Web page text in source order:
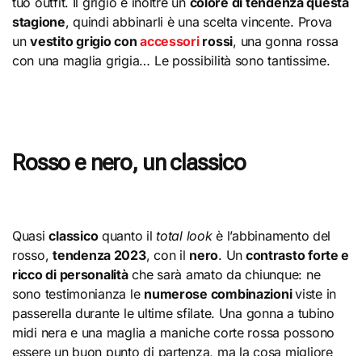
stagione, quindi abbinarli è una scelta vincente. Prova
unvestito grigio conaccessorirossi, una gonna rossa
con una maglia grigia… Le possibilità sono tantissime.
Rosso e nero, un classico
Quasiclassicoquanto iltotal lookè l’abbinamento del
rosso,tendenza 2023, con il nero. Un contrasto forte e
ricco di personalitàche sarà amato da chiunque: ne
sono testimonianza le numerose combinazioniviste in
passerella durante le ultime sfilate. Una gonna a tubino
midi nera e una maglia a maniche corte rossa possono
essere un buon punto di partenza, ma la cosa migliore